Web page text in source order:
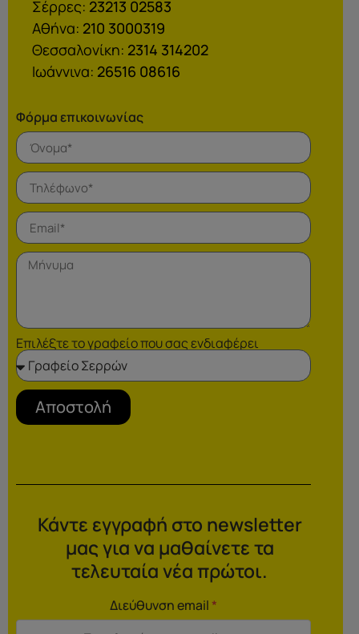
Σέρρες: 23213 02583
Αθήνα: 210 3000319
Θεσσαλονίκη: 2314 314202
Ιωάννινα: 26516 08616
Φόρμα επικοινωνίας
Επιλέξτε το γραφείο που σας ενδιαφέρει
Αποστολή
Κάντε εγγραφή στο newsletter
μας για να μαθαίνετε τα
τελευταία νέα πρώτοι.
Διεύθυνση email*